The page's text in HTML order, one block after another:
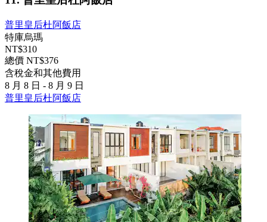
普里皇后杜阿飯店
特庫烏瑪
NT$310
總價 NT$376
含稅金和其他費用
8 月 8 日 - 8 月 9 日
普里皇后杜阿飯店